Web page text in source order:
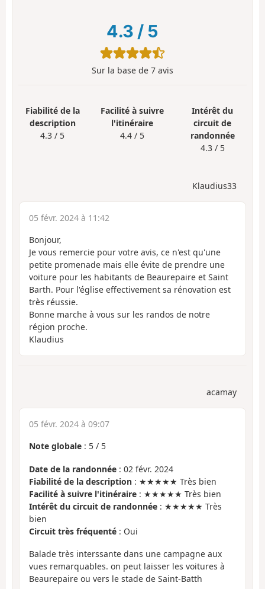
4.3 / 5
Sur la base de 7 avis
Fiabilité de la
description
4.3 / 5
Facilité à suivre
l'itinéraire
4.4 / 5
Intérêt du
circuit de
randonnée
4.3 / 5
Klaudius33
05 févr. 2024 à 11:42
Bonjour,
Je vous remercie pour votre avis, ce n'est qu'une
petite promenade mais elle évite de prendre une
voiture pour les habitants de Beaurepaire et Saint
Barth. Pour l'église effectivement sa rénovation est
très réussie.
Bonne marche à vous sur les randos de notre
région proche.
Klaudius
acamay
05 févr. 2024 à 09:07
Note globale : 5 / 5
Date de la randonnée : 02 févr. 2024
Fiabilité de la description : ★★★★★ Très bien
Facilité à suivre l'itinéraire : ★★★★★ Très bien
Intérêt du circuit de randonnée : ★★★★★ Très
bien
Circuit très fréquenté : Oui
Balade très interssante dans une campagne aux
vues remarquables. on peut laisser les voitures à
Beaurepaire ou vers le stade de Saint-Batth